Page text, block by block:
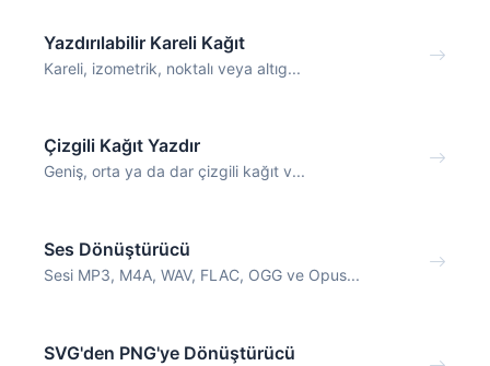
Yazdırılabilir Kareli Kağıt
Kareli, izometrik, noktalı veya altıg...
Çizgili Kağıt Yazdır
Geniş, orta ya da dar çizgili kağıt v...
Ses Dönüştürücü
Sesi MP3, M4A, WAV, FLAC, OGG ve Opus...
SVG'den PNG'ye Dönüştürücü